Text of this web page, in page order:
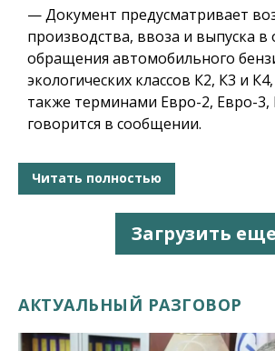
— Документ предусматривает
производства, ввоза и выпуска
обращения автомобильного
экологических классов К2, К3 и
также терминами Евро-2, Евро-
говорится в сообщении.
Читать полностью
Загрузить еще
АКТУАЛЬНЫЙ РАЗГОВОР